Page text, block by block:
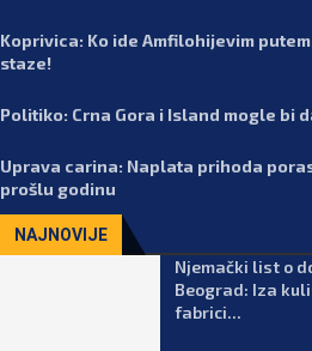
Koprivica: Ko ide Amfilohijevim
staze!
Politiko: Crna Gora i Island mogle bi
Uprava carina: Naplata prihoda
prošlu godinu
NAJNOVIJE
Njemački list o
Beograd: Iza
fabrici...